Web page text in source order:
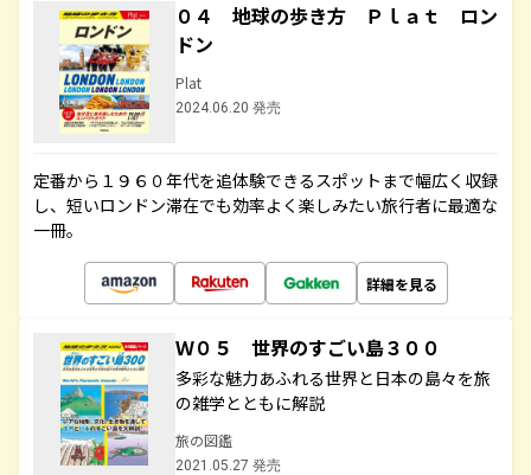
０４ 地球の歩き方 Ｐｌａｔ ロン
ドン
Plat
2024.06.20 発売
定番から１９６０年代を追体験できるスポットまで幅広く収録
し、短いロンドン滞在でも効率よく楽しみたい旅行者に最適な
一冊。
詳細を見る
Ｗ０５ 世界のすごい島３００
多彩な魅力あふれる世界と日本の島々を旅
の雑学とともに解説
旅の図鑑
2021.05.27 発売